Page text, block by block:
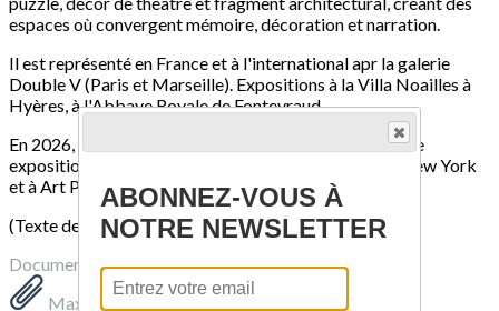
espaces où convergent mémoire, décoration et narration.
Il est représenté en France et à l'international apr la galerie
Double V (Paris et Marseille). Expositions à la Villa Noailles à
Hyères, à l'Abbaye Royale de Fontevraud.
En 2026, la galerie Double V a présenté une importante
exposition personnelle de son œuvre à Independent New York
et à Art Paris au Grand Palais.
(Texte de la galerie)
Documents
Maximilien PELLET.pdf
ABONNEZ-VOUS À
NOTRE NEWSLETTER